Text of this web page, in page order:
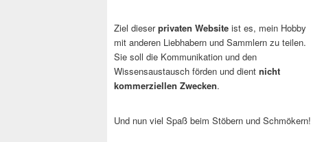
Ziel dieserprivaten Website ist es, mein Hobby
mit anderen Liebhabern und Sammlern zu teilen.
Sie soll die Kommunikation und den
Wissensaustausch förden und dient nicht
kommerziellen Zwecken.
Und nun viel Spaß beim Stöbern und Schmökern!